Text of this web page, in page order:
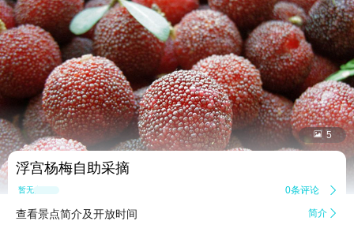
 5
浮宫杨梅自助采摘
暂无点评 0条评论 
查看景点简介及开放时间 简介 
